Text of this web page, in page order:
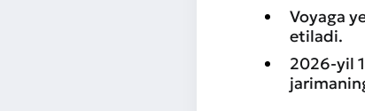
Voyaga
etiladi.
2026-yil